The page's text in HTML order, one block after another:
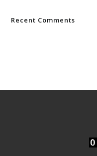
Recent Comments